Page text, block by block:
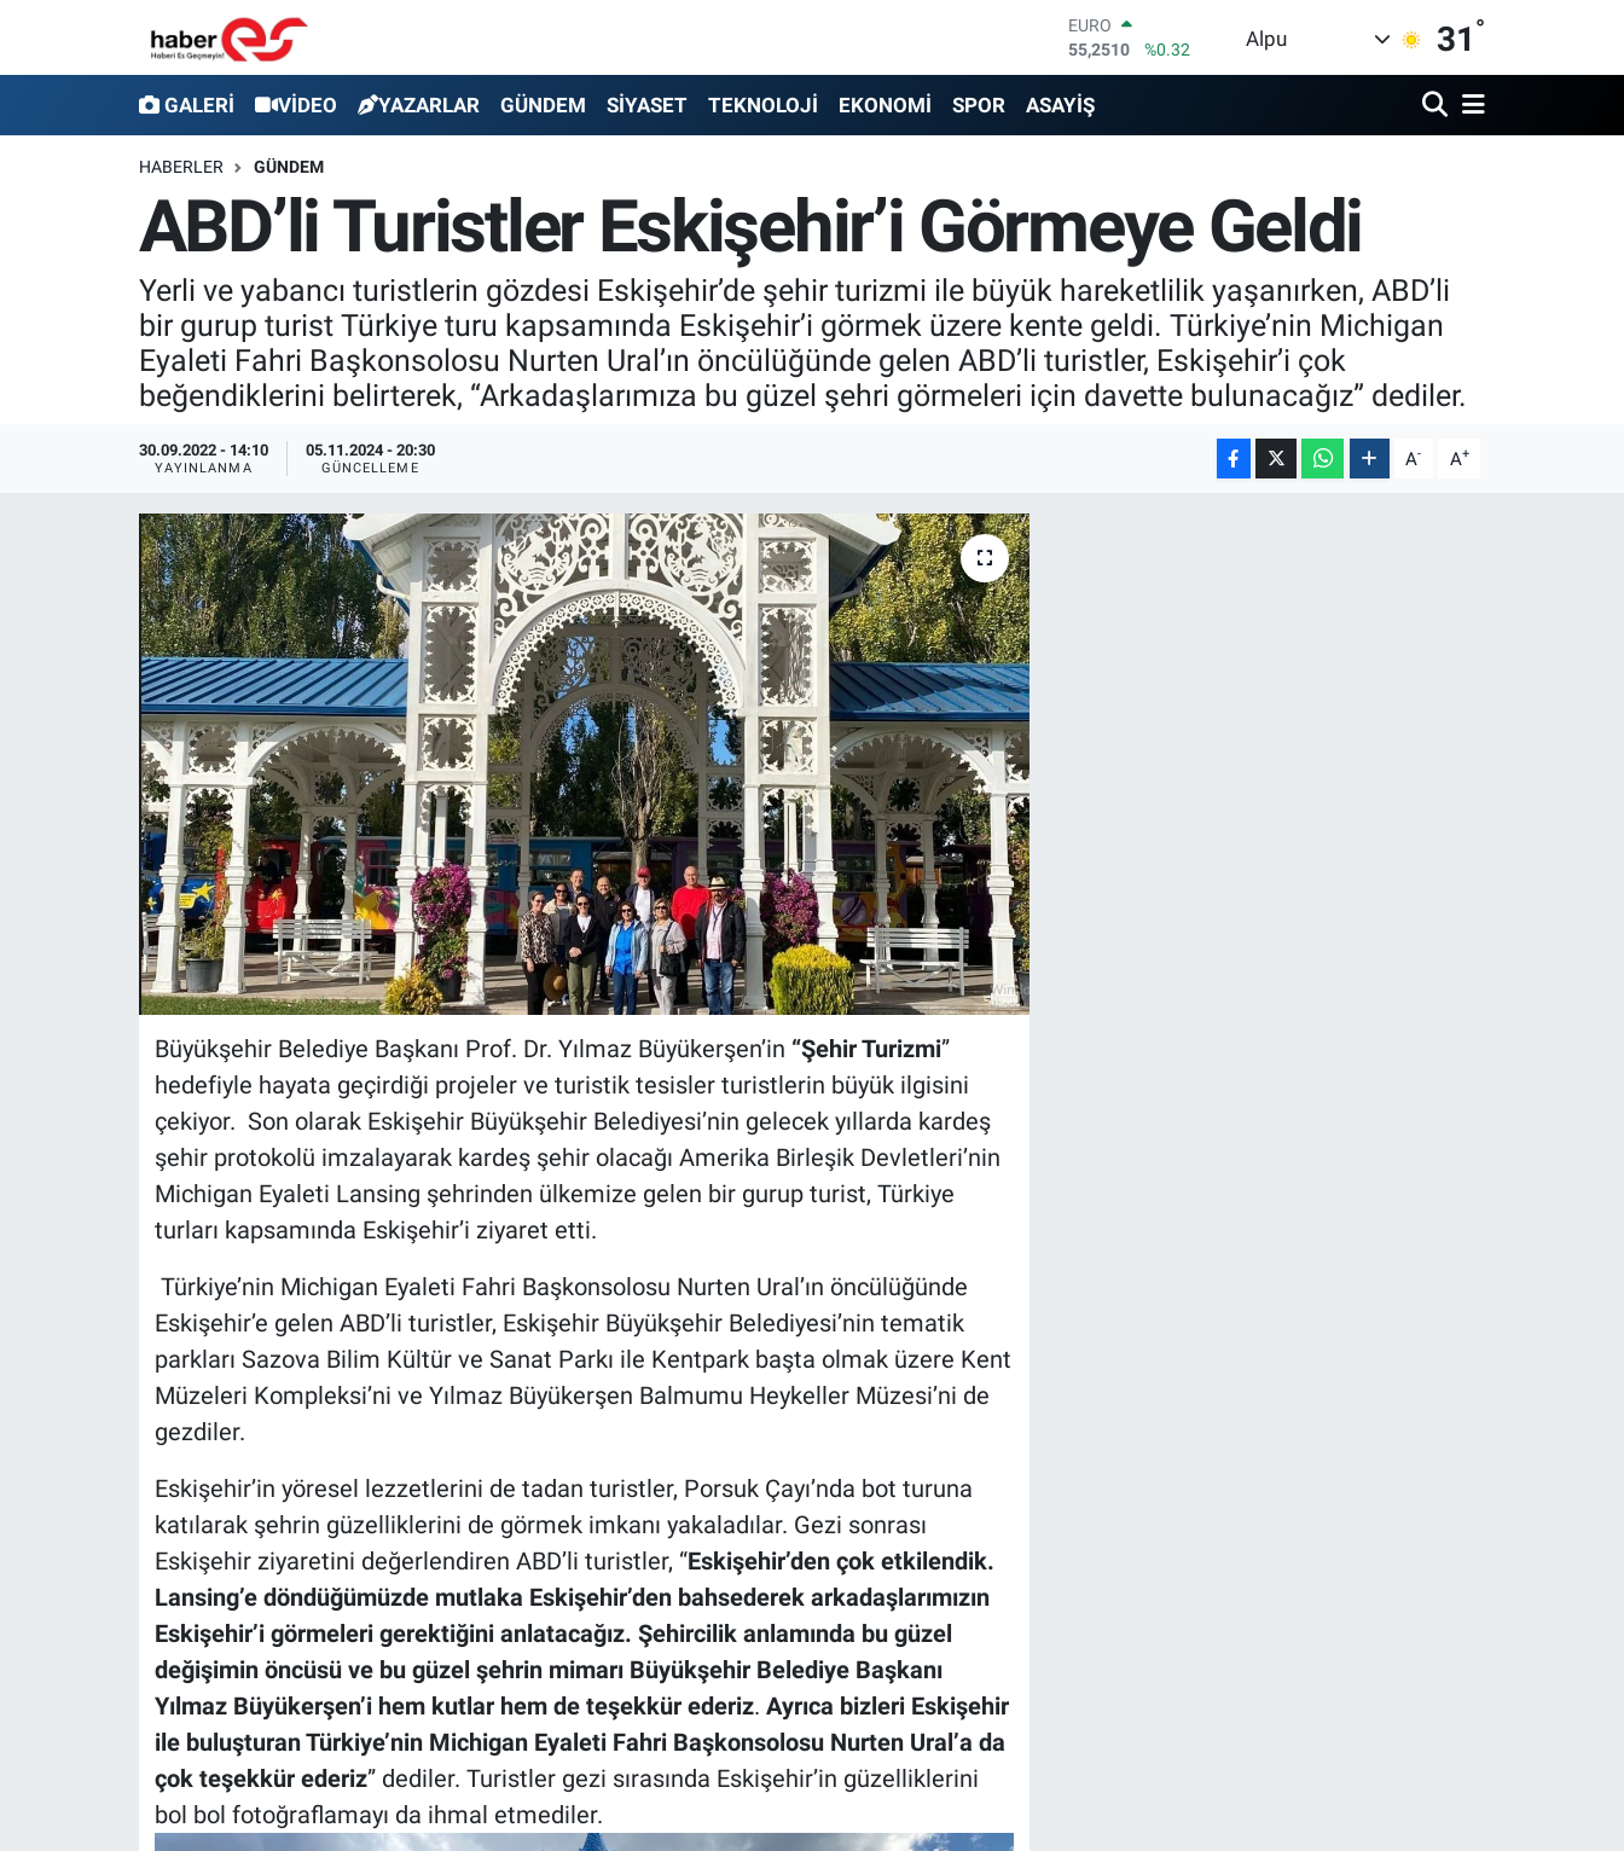
STERLİN
64,4811
%0.38
GRAM ALTIN
6660.55
BİST100
DOLAR
47,7436
%0.18
55,2510
%0.32
Alpu 31 °
GALERİ VİDEO YAZARLAR GÜNDEM SİYASET TEKNOLOJİ EKONOMİ SPOR ASAYİŞ
HABERLER GÜNDEM
ABD’li Turistler Eskişehir’i Görmeye Geldi
Yerli ve yabancı turistlerin gözdesi Eskişehir’de şehir turizmi ile büyük hareketlilik yaşanırken, ABD’li
bir gurup turist Türkiye turu kapsamında Eskişehir’i görmek üzere kente geldi. Türkiye’nin Michigan
Eyaleti Fahri Başkonsolosu Nurten Ural’ın öncülüğünde gelen ABD’li turistler, Eskişehir’i çok
beğendiklerini belirterek, “Arkadaşlarımıza bu güzel şehri görmeleri için davette bulunacağız” dediler.
30.09.2022 - 14:10
YAYINLANMA
05.11.2024 - 20:30
GÜNCELLEME A- A+
Büyükşehir Belediye Başkanı Prof. Dr. Yılmaz Büyükerşen’in “Şehir Turizmi”
hedefiyle hayata geçirdiği projeler ve turistik tesisler turistlerin büyük ilgisini
çekiyor. Son olarak Eskişehir Büyükşehir Belediyesi’nin gelecek yıllarda kardeş
şehir protokolü imzalayarak kardeş şehir olacağı Amerika Birleşik Devletleri’nin
Michigan Eyaleti Lansing şehrinden ülkemize gelen bir gurup turist, Türkiye
turları kapsamında Eskişehir’i ziyaret etti.
Türkiye’nin Michigan Eyaleti Fahri Başkonsolosu Nurten Ural’ın öncülüğünde
Eskişehir’e gelen ABD’li turistler, Eskişehir Büyükşehir Belediyesi’nin tematik
parkları Sazova Bilim Kültür ve Sanat Parkı ile Kentpark başta olmak üzere Kent
Müzeleri Kompleksi’ni ve Yılmaz Büyükerşen Balmumu Heykeller Müzesi’ni de
gezdiler.
Eskişehir’in yöresel lezzetlerini de tadan turistler, Porsuk Çayı’nda bot turuna
katılarak şehrin güzelliklerini de görmek imkanı yakaladılar. Gezi sonrası
Eskişehir ziyaretini değerlendiren ABD’li turistler, “Eskişehir’den çok etkilendik.
Lansing’e döndüğümüzde mutlaka Eskişehir’den bahsederek arkadaşlarımızın
Eskişehir’i görmeleri gerektiğini anlatacağız. Şehircilik anlamında bu güzel
değişimin öncüsü ve bu güzel şehrin mimarı Büyükşehir Belediye Başkanı
Yılmaz Büyükerşen’i hem kutlar hem de teşekkür ederiz. Ayrıca bizleri Eskişehir
ile buluşturan Türkiye’nin Michigan Eyaleti Fahri Başkonsolosu Nurten Ural’a da
çok teşekkür ederiz” dediler. Turistler gezi sırasında Eskişehir’in güzelliklerini
bol bol fotoğraflamayı da ihmal etmediler.
YAZARLAR
GÜNDEM
SİYASET
TEKNOLOJİ
EKONOMİ
Eskişehir Nöbetçi Eczaneler
Eskişehir Hava Durumu
Eskişehir Trafik Yoğunluk Haritası
Süper Lig Puan Durumu ve Fikstür
Tüm Manşetler
Son Dakika Haberleri
Haber Arşivi